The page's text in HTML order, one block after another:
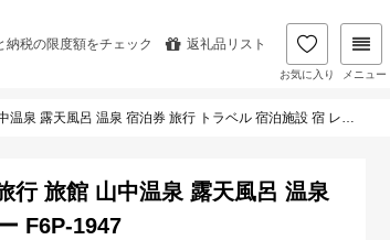
納税の限度額をチェック 返礼品リスト
お気に入り メニュー
風呂 温泉 宿泊券 旅行 トラベル 宿泊施設 宿 レジャー F6P-1947
行 旅館 山中温泉 露天風呂 温泉
F6P-1947